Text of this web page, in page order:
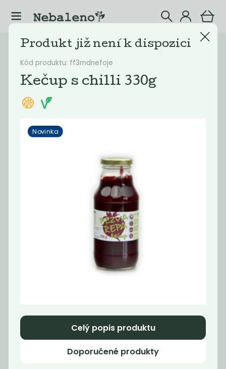
Katalog Potraviny
Filtrovat produkty
červeným...
-68%
Novinka
Kód produktu: ff3mdnefoje
Kečup s chilli 330g
Produkt již není k dispozici
Celý popis produktu
Doporučené produkty